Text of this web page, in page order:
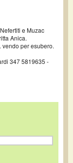
e Muzac
Anica.
per esubero.
347 5819635 -